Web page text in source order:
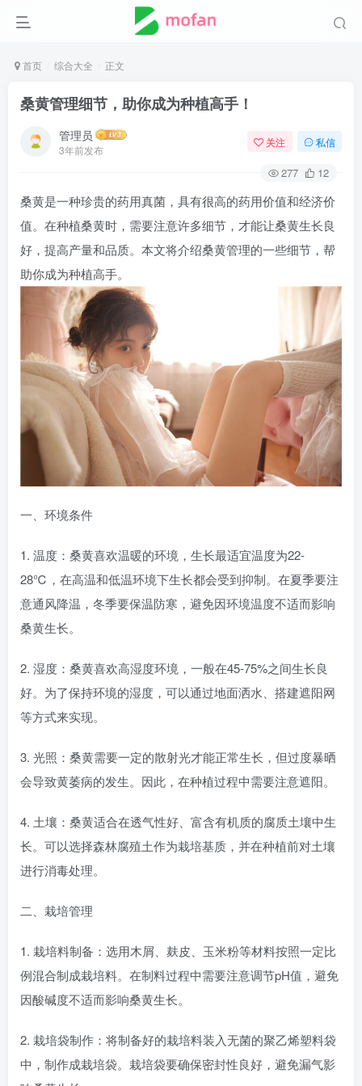
首页 综合大全 正文
桑黄管理细节，助你成为种植高手！
管理员
3年前发布
关注 私信
277 12
桑黄是一种珍贵的药用真菌，具有很高的药用价值和经济价
值。在种植桑黄时，需要注意许多细节，才能让桑黄生长良
好，提高产量和品质。本文将介绍桑黄管理的一些细节，帮
助你成为种植高手。
一、环境条件
1. 温度：桑黄喜欢温暖的环境，生长最适宜温度为22-
28℃，在高温和低温环境下生长都会受到抑制。在夏季要注
意通风降温，冬季要保温防寒，避免因环境温度不适而影响
桑黄生长。
2. 湿度：桑黄喜欢高湿度环境，一般在45-75%之间生长良
好。为了保持环境的湿度，可以通过地面洒水、搭建遮阳网
等方式来实现。
3. 光照：桑黄需要一定的散射光才能正常生长，但过度暴晒
会导致黄萎病的发生。因此，在种植过程中需要注意遮阳。
4. 土壤：桑黄适合在透气性好、富含有机质的腐质土壤中生
长。可以选择森林腐殖土作为栽培基质，并在种植前对土壤
进行消毒处理。
二、栽培管理
1. 栽培料制备：选用木屑、麸皮、玉米粉等材料按照一定比
例混合制成栽培料。在制料过程中需要注意调节pH值，避免
因酸碱度不适而影响桑黄生长。
2. 栽培袋制作：将制备好的栽培料装入无菌的聚乙烯塑料袋
中，制作成栽培袋。栽培袋要确保密封性良好，避免漏气影